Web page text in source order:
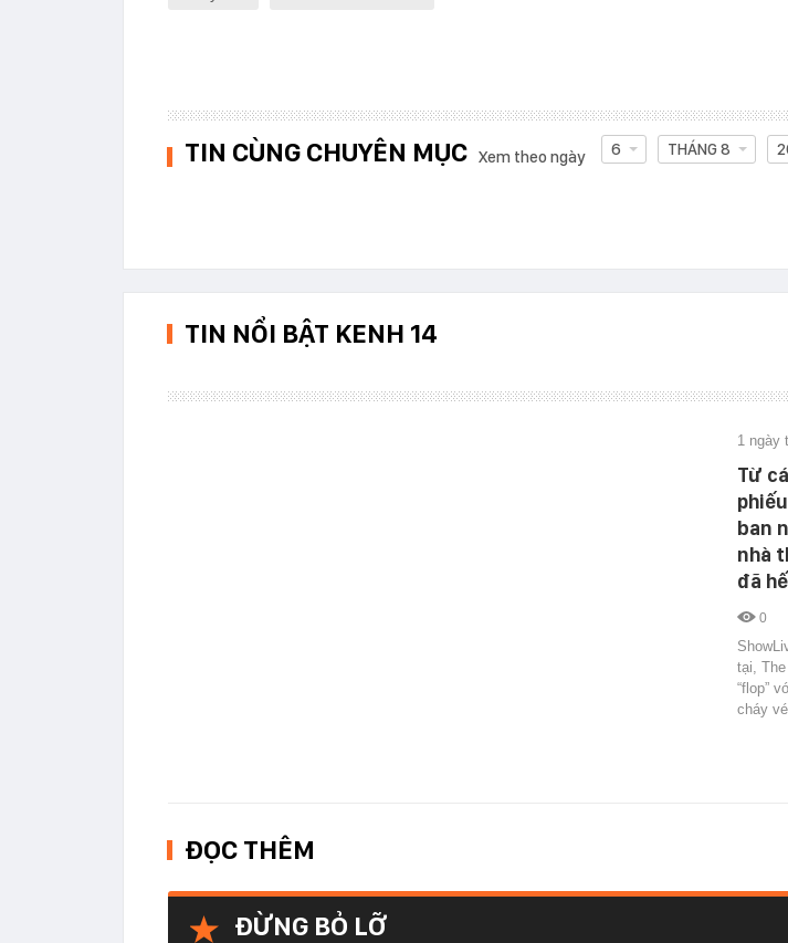
TIN CÙNG CHUYÊN MỤC Xem theo ngày 6 THÁNG 8
TIN NỔI BẬT KENH 14
1 ngày
Từ
ban
nhà
đã
0
tại,
“flop”
cháy
ĐỌC THÊM
ĐỪNG BỎ LỠ